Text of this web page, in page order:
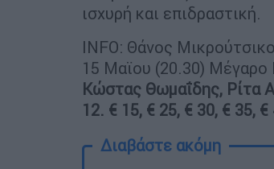
ισχυρή και επιδραστική.
ΙNFO: Θάνος
15 Μαϊου (20.30) Μέγαρο
Κώστας Θωμαΐδης, Ρίτα
12. € 15, € 25, € 30, € 35, €
Διαβάστε ακόμη